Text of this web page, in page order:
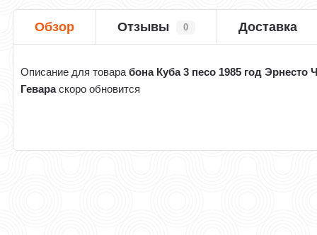
Обзор Отзывы 0 Доставка
Описание для товарабона Куба 3 песо 1985 год Эрнесто
Гевараскоро обновится